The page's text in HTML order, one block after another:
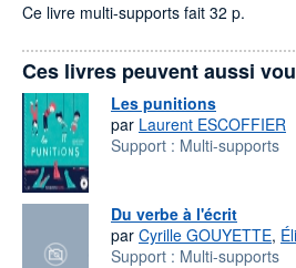
Ce livre multi-supports fait 32 p.
Ces livres peuvent aussi
Les punitions
par Laurent ESCOFFIER
Support : Multi-supports
Du verbe à l'écrit
par Cyrille GOUYETTE,
Support : Multi-supports